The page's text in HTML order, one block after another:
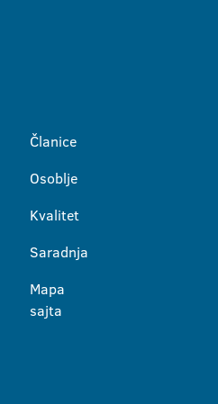
Članice
Osoblje
Kvalitet
Saradnja
Mapa
sajta